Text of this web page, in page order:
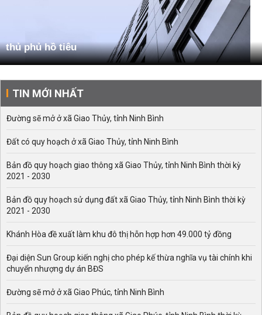
thủ phủ hồ tiêu
TIN MỚI NHẤT
Đường sẽ mở ở xã Giao Thủy, tỉnh Ninh Bình
Đất có quy hoạch ở xã Giao Thủy, tỉnh Ninh Bình
Bản đồ quy hoạch giao thông xã Giao Thủy, tỉnh Ninh Bình thời kỳ
2021 - 2030
Bản đồ quy hoạch sử dụng đất xã Giao Thủy, tỉnh Ninh Bình thời kỳ
2021 - 2030
Khánh Hòa đề xuất làm khu đô thị hỗn hợp hơn 49.000 tỷ đồng
Đại diện Sun Group kiến nghị cho phép kế thừa nghĩa vụ tài chính khi
chuyển nhượng dự án BĐS
Đường sẽ mở ở xã Giao Phúc, tỉnh Ninh Bình